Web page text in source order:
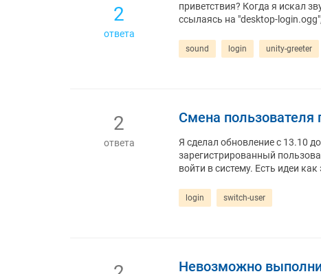
2
ответа
приветствия? Когда я искал
ссылаясь на "desktop-
sound login unity-greeter
2
ответа
Смена пользователя
Я сделал обновление с 13.10
зарегистрированный
войти в систему. Есть идеи
login switch-user
Невозможно